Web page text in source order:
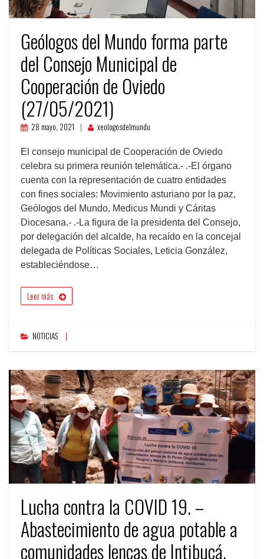
Geólogos del Mundo forma parte
del Consejo Municipal de
Cooperación de Oviedo
(27/05/2021)
28 mayo, 2021 xeologosdelmundu
El consejo municipal de Cooperación de Oviedo
celebra su primera reunión telemática.- .-El órgano
cuenta con la representación de cuatro entidades
con fines sociales: Movimiento asturiano por la paz,
Geólogos del Mundo, Medicus Mundi y Cáritas
Diocesana.- .-La figura de la presidenta del Consejo,
por delegación del alcalde, ha recaído en la concejal
delegada de Políticas Sociales, Leticia González,
estableciéndose…
Leer más
NOTICIAS
Lucha contra la COVID 19. –
Abastecimiento de agua potable a
comunidades lencas de Intibucá,